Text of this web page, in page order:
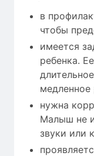
в
чтобы
имеется
ребенка.
медленное
нужна
Малыш не
звуки или